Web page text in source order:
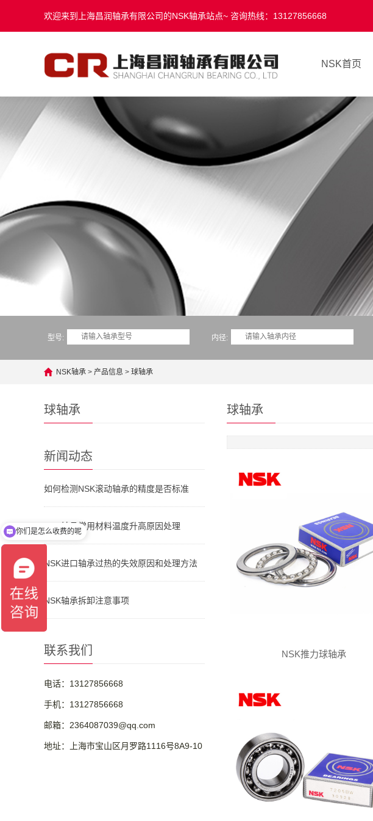
欢迎来到上海昌润轴承有限公司的NSK轴承站点~ 咨询热线：13127856668
NSK首页
型号: 内径:
NSK轴承 > 产品信息 > 球轴承
球轴承
新闻动态
如何检测NSK滚动轴承的精度是否标准
NSK轴承常用材料温度升高原因处理
NSK进口轴承过热的失效原因和处理方法
NSK轴承拆卸注意事项
联系我们
电话：13127856668
手机：13127856668
邮箱：2364087039@qq.com
地址：上海市宝山区月罗路1116号8A9-10
球轴承
NSK推力球轴承
你们是怎么收费的呢